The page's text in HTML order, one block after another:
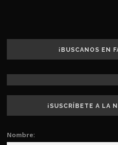
¡BUSCANOS EN
¡SUSCRÍBETE A LA
Nombre: